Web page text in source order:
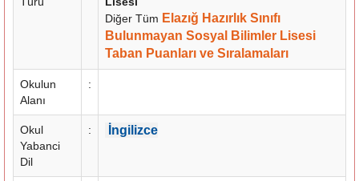
Diğer Tüm Elazığ Hazırlık Sınıfı
Bulunmayan Sosyal Bilimler Lisesi
Taban Puanları ve Sıralamaları
Okulun
Alanı
:
Okul
Yabanci
Dil
: İngilizce